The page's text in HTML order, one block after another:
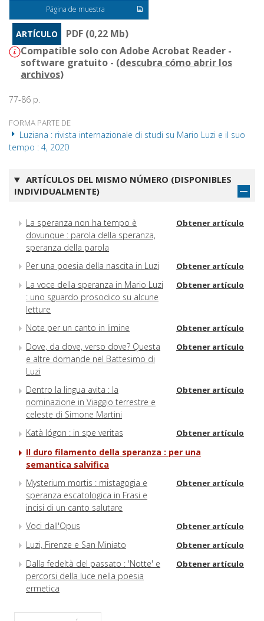
Página de muestra
ARTÍCULO
PDF (0,22 Mb)
Compatible solo con Adobe Acrobat Reader -
software gratuito - (descubra cómo abrir los
archivos)
77-86 p.
FORMA PARTE DE
Luziana : rivista internazionale di studi su Mario Luzi e il suo
tempo : 4, 2020
ARTÍCULOS DEL MISMO NÚMERO (DISPONIBLES
INDIVIDUALMENTE)
La speranza non ha tempo è
dovunque : parola della speranza,
speranza della parola
Obtener artículo
Per una poesia della nascita in Luzi Obtener artículo
La voce della speranza in Mario Luzi
: uno sguardo prosodico su alcune
letture
Obtener artículo
Note per un canto in limine Obtener artículo
Dove, da dove, verso dove? Questa
e altre domande nel Battesimo di
Luzi
Obtener artículo
Dentro la lingua avita : la
nominazione in Viaggio terrestre e
celeste di Simone Martini
Obtener artículo
Katà lógon : in spe veritas Obtener artículo
Il duro filamento della speranza : per una
semantica salvifica
Mysterium mortis : mistagogia e
speranza escatologica in Frasi e
incisi di un canto salutare
Obtener artículo
Voci dall'Opus Obtener artículo
Luzi, Firenze e San Miniato Obtener artículo
Dalla fedeltà del passato : 'Notte' e
percorsi della luce nella poesia
ermetica
Obtener artículo